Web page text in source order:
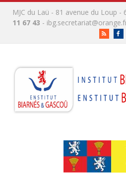
MJC du Laü - 81 avenue du Loup -
11 67 43 -
RSS